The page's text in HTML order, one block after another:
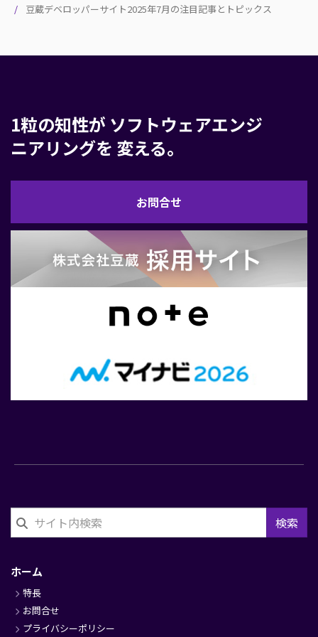
豆蔵デベロッパーサイト2025年7月の注目記事とトピックス
1粒の知性が ソフトウェアエンジ
ニアリングを 変える。
お問合せ
検索
ッ
タ
ー
ホーム
特長
お問合せ
プライバシーポリシー